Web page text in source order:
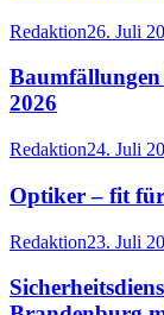
Redaktion26. Juli
2026
Redaktion24. Juli
Optiker – fit
Redaktion23. Juli